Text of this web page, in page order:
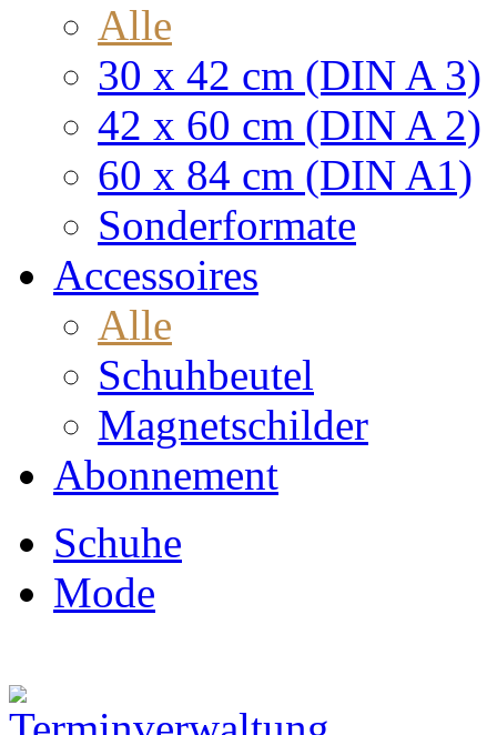
Alle
30 x 42 cm (DIN A 3)
42 x 60 cm (DIN A 2)
60 x 84 cm (DIN A1)
Sonderformate
Accessoires
Alle
Schuhbeutel
Magnetschilder
Abonnement
Schuhe
Mode